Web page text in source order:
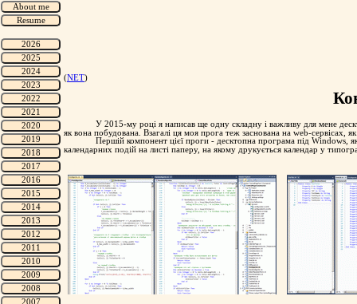
(NET)
У 2015-му році я написав ще одну складну і важливу для мене
як вона побудована. Взагалі ця моя прога теж заснована на web-сервісах,
Першій компонент цієї проги - десктопна програма під Windows,
календарних подій на листі паперу, на якому друкується календар у